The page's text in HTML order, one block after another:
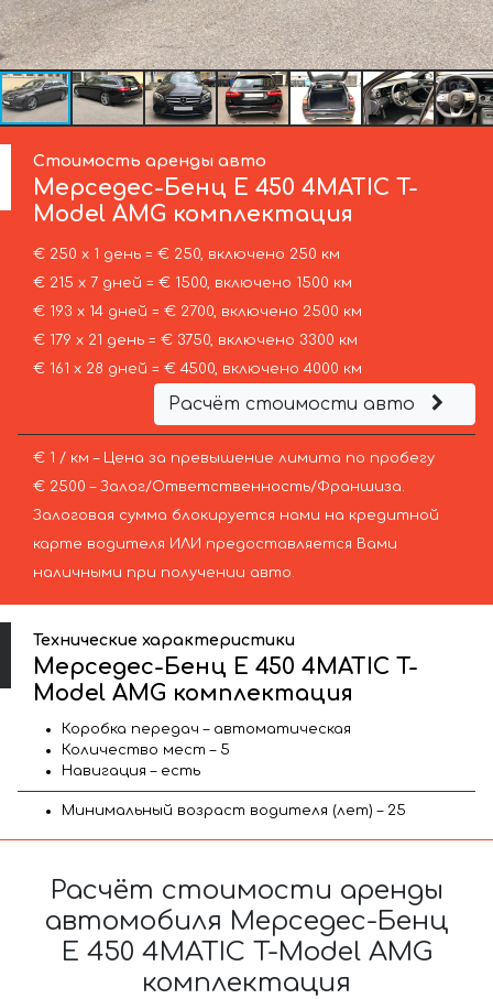
Стоимость аренды авто
Мерседес-Бенц E 450 4MATIC T-
Model AMG комплектация
€ 250 х 1 день = € 250, включено 250 км
€ 215 х 7 дней = € 1500, включено 1500 км
€ 193 х 14 дней = € 2700, включено 2500 км
€ 179 х 21 день = € 3750, включено 3300 км
€ 161 х 28 дней = € 4500, включено 4000 км
Расчёт стоимости авто
€ 1 / км – Цена за превышение лимита по пробегу
€ 2500 – Залог/Ответственность/Франшиза.
Залоговая сумма блокируется нами на кредитной
карте водителя ИЛИ предоставляется Вами
наличными при получении авто.
Технические характеристики
Мерседес-Бенц E 450 4MATIC T-
Model AMG комплектация
Коробка передач – автоматическая
Количество мест – 5
Навигация – есть
Минимальный возраст водителя (лет) – 25
Расчёт стоимости аренды
автомобиля Мерседес-Бенц
E 450 4MATIC T-Model AMG
комплектация